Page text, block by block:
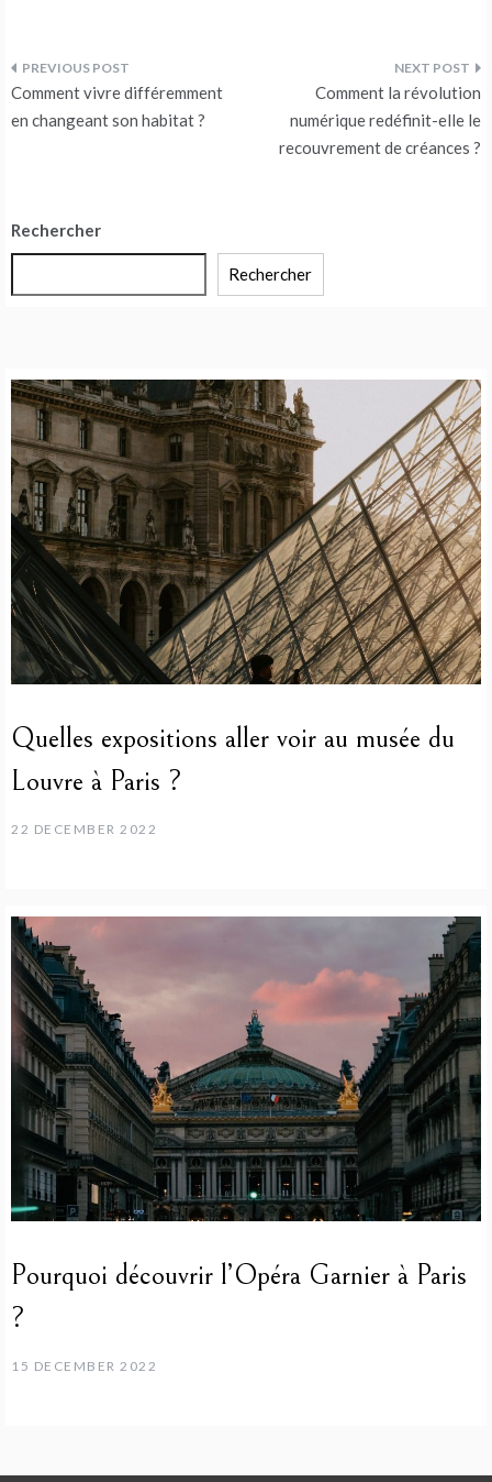
Post
navigation
Comment vivre différemment
en changeant son habitat ?
Comment la révolution
numérique redéfinit-elle le
recouvrement de créances ?
Rechercher
Rechercher
Quelles expositions aller voir au musée du
Louvre à Paris ?
22 DECEMBER 2022
Pourquoi découvrir l’Opéra Garnier à Paris
?
15 DECEMBER 2022